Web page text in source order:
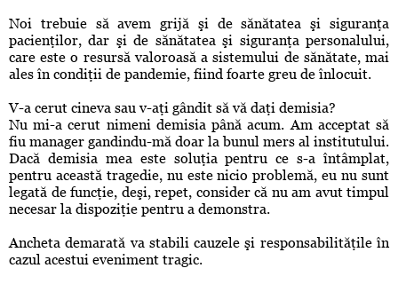
Noi trebuie să avem grijă şi de sănătatea şi siguranţa
pacienţilor, dar şi de sănătatea şi siguranţa personalului,
care este o resursă valoroasă a sistemului de sănătate, mai
ales în condiţii de pandemie, fiind foarte greu de înlocuit.
V-a cerut cineva sau v-aţi gândit să vă daţi demisia?
Nu mi-a cerut nimeni demisia până acum. Am acceptat să
fiu manager gandindu-mă doar la bunul mers al institutului.
Dacă demisia mea este soluţia pentru ce s-a întâmplat,
pentru această tragedie, nu este nicio problemă, eu nu sunt
legată de funcţie, deşi, repet, consider că nu am avut timpul
necesar la dispoziţie pentru a demonstra.
Ancheta demarată va stabili cauzele şi responsabilităţile în
cazul acestui eveniment tragic.